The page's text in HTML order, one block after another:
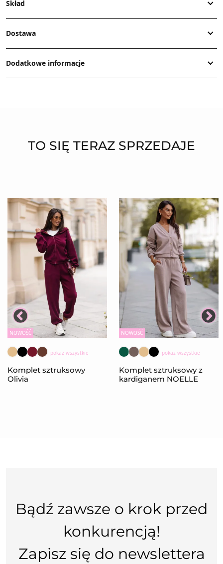
Skład
Dostawa
Dodatkowe informacje
TO SIĘ TERAZ SPRZEDAJE
NOWOŚĆ
pokaż wszystkie
Komplet sztruksowy
Olivia
NOWOŚĆ
pokaż wszystkie
Komplet sztruksowy z
kardiganem NOELLE
Bądź zawsze o krok przed
konkurencją!
Zapisz się do newslettera